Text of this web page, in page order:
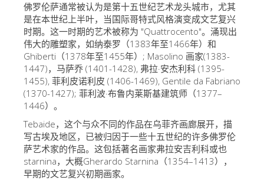
参观乌菲兹
现在预定
虚拟之旅
杰作
展示室
艺术家
新展示室厅
佛罗伦萨博物馆
巴杰罗美术馆
佛罗伦萨通常被认为是第十五世纪艺术龙头城市，尤其
是在本世纪上半叶，当国际哥特式风格演变成文艺复兴
时期。这一时期的艺术被称为 "Quattrocento"。涌现出
伟大的雕塑家，如纳泰罗（1383年至1466年）和
Ghiberti（1378年至1455年）; Masolino 画家(1383-
1447)，马萨乔 (1401-1428), 弗拉·安杰利科 (1395-
1455), 菲利皮诺利皮 (1406-1469), Gentile da Fabriano
(1370-1427); 菲利波·布鲁内莱斯基建筑师（1377–
1446）。
Tebaide，这个与众不同的作品在乌菲齐画廊展开，描
写古埃及地区，已被归因于一些十五世纪的许多佛罗伦
萨艺术家的作品。这包括著名画家弗拉安吉利科或也
starnina，大概Gherardo Starnina（1354–1413），
早期的文艺复兴初期画家。